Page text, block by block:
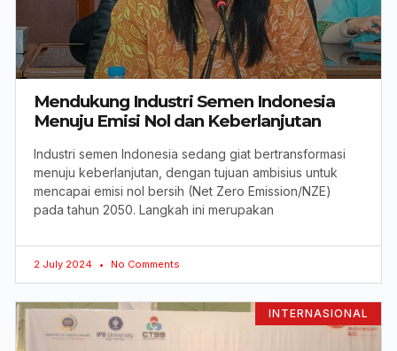
Mendukung Industri Semen Indonesia
Menuju Emisi Nol dan Keberlanjutan
Industri semen Indonesia sedang giat bertransformasi
menuju keberlanjutan, dengan tujuan ambisius untuk
mencapai emisi nol bersih (Net Zero Emission/NZE)
pada tahun 2050. Langkah ini merupakan
2 July 2024 No Comments
INTERNASIONAL